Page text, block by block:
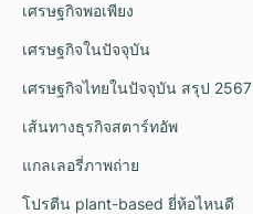
เศรษฐกิจพอเพียง
เศรษฐกิจในปัจจุบัน
เศรษฐกิจไทยในปัจจุบัน สรุป 2567
เส้นทางธุรกิจสตาร์ทอัพ
แกลเลอรี่ภาพถ่าย
โปรตีน plant-based ยี่ห้อไหนดี